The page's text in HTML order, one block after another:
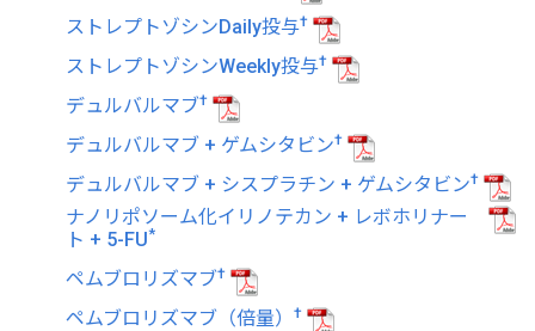
ストレプトゾシンDaily投与†
ストレプトゾシンWeekly投与†
デュルバルマブ†
デュルバルマブ + ゲムシタビン†
デュルバルマブ + シスプラチン + ゲムシタビン†
ナノリポソーム化イリノテカン + レボホリナー
ト + 5-FU*
ペムブロリズマブ†
ペムブロリズマブ（倍量） †